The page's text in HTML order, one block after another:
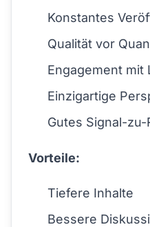
Konstantes
Qualität vor
Engagement mit
Einzigartige
Gutes Signal-
Vorteile:
Tiefere Inhalte
Bessere